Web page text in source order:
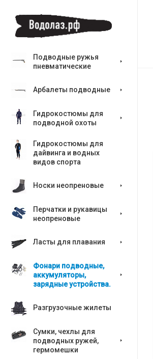
Подводные ружья
пневматические
Арбалеты подводные
Гидрокостюмы для
подводной охоты
Гидрокостюмы для
дайвинга и водных
видов спорта
Носки неопреновые
Перчатки и рукавицы
неопреновые
Ласты для плавания
Фонари подводные,
аккумуляторы,
зарядные устройства.
Разгрузочные жилеты
Сумки, чехлы для
подводных ружей,
гермомешки